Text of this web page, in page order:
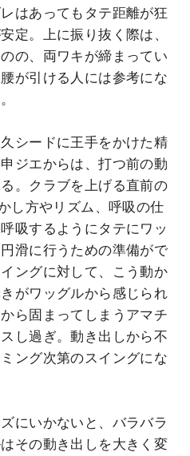
はあってもタテ距離が狂
定。上に振り抜く際は、
の、両ワキが締まってい
が引ける人には参考にな
シードに王手をかけた精
ジエからは、打つ前の動
。クラブを上げる直前の
し方やリズム、呼吸の仕
吸するようにタテにワッ
滑に行うための準備がで
ングに対して、こう動か
がワッグルから感じられ
ら固まってしまうアマチ
し過ぎ。動き出しから不
ング次第のスイングにな
にいかないと、バラバラ
その動き出しを大きく変